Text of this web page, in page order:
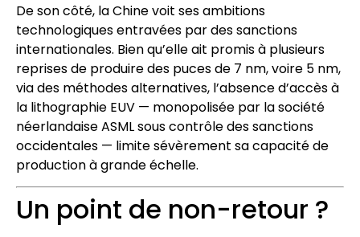
De son côté, la Chine voit ses ambitions
technologiques entravées par des sanctions
internationales. Bien qu’elle ait promis à plusieurs
reprises de produire des puces de 7 nm, voire 5 nm,
via des méthodes alternatives, l’absence d’accès à
la lithographie EUV — monopolisée par la société
néerlandaise ASML sous contrôle des sanctions
occidentales — limite sévèrement sa capacité de
production à grande échelle.
Un point de non-retour ?